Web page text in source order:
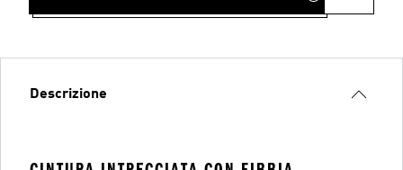
Descrizione